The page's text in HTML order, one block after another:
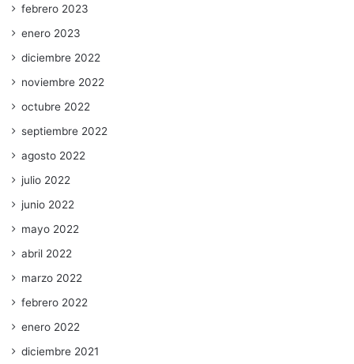
febrero 2023
enero 2023
diciembre 2022
noviembre 2022
octubre 2022
septiembre 2022
agosto 2022
julio 2022
junio 2022
mayo 2022
abril 2022
marzo 2022
febrero 2022
enero 2022
diciembre 2021